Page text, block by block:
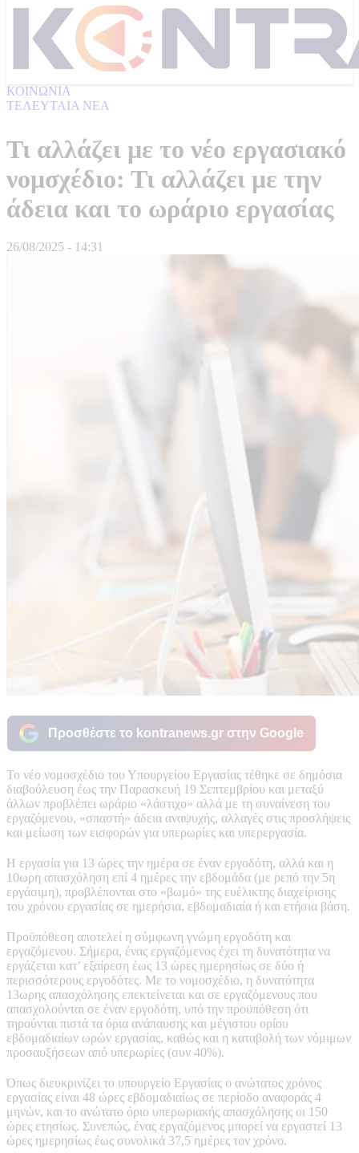
ΚΟΙΝΩΝΙΑ
ΤΕΛΕΥΤΑΙΑ ΝΕΑ
Τι αλλάζει με το νέο εργασιακό
νομσχέδιο: Τι αλλάζει με την
άδεια και το ωράριο εργασίας
26/08/2025 - 14:31
Προσθέστε το kontranews.gr στην Google
Το νέο νομοσχέδιο του Υπουργείου Εργασίας τέθηκε σε δημόσια
διαβούλευση έως την Παρασκευή 19 Σεπτεμβρίου και μεταξύ
άλλων προβλέπει ωράριο «λάστιχο» αλλά με τη συναίνεση του
εργαζόμενου, «σπαστή» άδεια αναψυχής, αλλαγές στις προσλήψεις
και μείωση των εισφορών για υπερωρίες και υπερεργασία.
Η εργασία για 13 ώρες την ημέρα σε έναν εργοδότη, αλλά και η
10ωρη απασχόληση επί 4 ημέρες την εβδομάδα (με ρεπό την 5η
εργάσιμη), προβλέπονται στο «βωμό» της ευέλικτης διαχείρισης
του χρόνου εργασίας σε ημερήσια, εβδομαδιαία ή και ετήσια βάση.
Προϋπόθεση αποτελεί η σύμφωνη γνώμη εργοδότη και
εργαζόμενου. Σήμερα, ένας εργαζόμενος έχει τη δυνατότητα να
εργάζεται κατ’ εξαίρεση έως 13 ώρες ημερησίως σε δύο ή
περισσότερους εργοδότες. Με το νομοσχέδιο, η δυνατότητα
13ωρης απασχόλησης επεκτείνεται και σε εργαζόμενους που
απασχολούνται σε έναν εργοδότη, υπό την προϋπόθεση ότι
τηρούνται πιστά τα όρια ανάπαυσης και μέγιστου ορίου
εβδομαδιαίων ωρών εργασίας, καθώς και η καταβολή των νόμιμων
προσαυξήσεων από υπερωρίες (συν 40%).
Όπως διευκρινίζει το υπουργείο Εργασίας ο ανώτατος χρόνος
εργασίας είναι 48 ώρες εβδομαδιαίως σε περίοδο αναφοράς 4
μηνών, και το ανώτατο όριο υπερωριακής απασχόλησης οι 150
ώρες ετησίως. Συνεπώς, ένας εργαζόμενος μπορεί να εργαστεί 13
ώρες ημερησίως έως συνολικά 37,5 ημέρες τον χρόνο.